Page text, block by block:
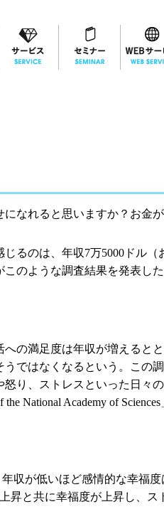
なれると思いますか？お金
じるのは、年収7万5000 ドル（
のような調査結果を発表した
への満足度は年収が増えると
うではなくなるという。この
り、ストレスといった日々
the National Academy of Sciences
年収が低いほど感情的な幸福
昇と共に幸福度が上昇し、